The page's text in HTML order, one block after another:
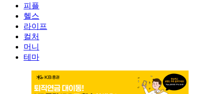
피플
헬스
라이프
컬처
머니
테마